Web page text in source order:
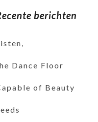
berichten
Dance Floor
of Beauty